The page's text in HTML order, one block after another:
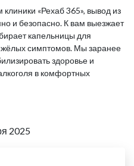
«Рехаб 365», вывод из
и безопасно. К вам выезжает
капельницы для
симптомов. Мы заранее
здоровье и
в комфортных
2025